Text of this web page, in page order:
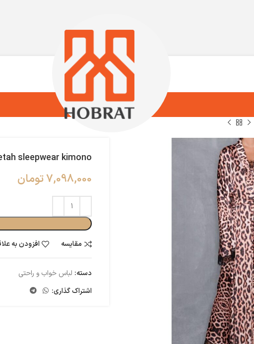
sleepwear kimono
7,098,000تومان
مقایسه
افزودن به
دسته: لباس خواب و راحتی
اشتراک گذاری: